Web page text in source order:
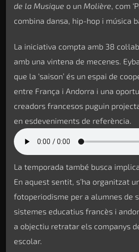
de la Musique o un Molière , com
combina dansa, hip-hop i música
La iniciativa compta amb 38
amb una vintena de mecenes.
que la ‘saison’ és un espai de
entre França i Andorra i una
creadors francesos puguin
en esdeveniments de referència.
La temporada també busca
En aquest sentit, s’ha organitzat
fotoperiodisme per a alumnes de
sistemes educatius francès i
a objectiu retratar els companys
escolar.